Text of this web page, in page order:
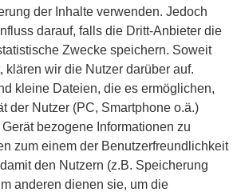
der Inhalte verwenden. Jedoch
darauf, falls die Dritt-Anbieter die
Zwecke speichern. Soweit
klären wir die Nutzer darüber auf.
kleine Dateien, die es ermöglichen,
der Nutzer (PC, Smartphone o.ä.)
bezogene Informationen zu
zum einem der Benutzerfreundlichkeit
den Nutzern (z.B. Speicherung
anderen dienen sie, um die